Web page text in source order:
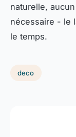
naturelle,
nécessaire - le
le temps.
deco